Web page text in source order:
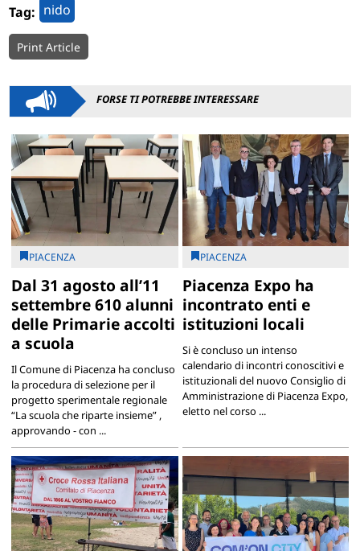
Tag: nido
Print Article
FORSE TI POTREBBE INTERESSARE
PIACENZA
Dal 31 agosto all’11
settembre 610 alunni
delle Primarie accolti
a scuola
Il Comune di Piacenza ha concluso
la procedura di selezione per il
progetto sperimentale regionale
“La scuola che riparte insieme” ,
approvando - con ...
PIACENZA
Piacenza Expo ha
incontrato enti e
istituzioni locali
Si è concluso un intenso
calendario di incontri conoscitivi e
istituzionali del nuovo Consiglio di
Amministrazione di Piacenza Expo,
eletto nel corso ...